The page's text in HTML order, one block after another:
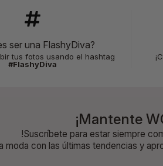
ser una FlashyDiva?
tus fotos usando el hashtag
#FlashyDiva
¡Mantente
!Suscríbete para estar siempre
moda con las últimas tendencias y